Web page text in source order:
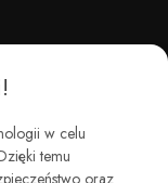
w celu
temu
oraz